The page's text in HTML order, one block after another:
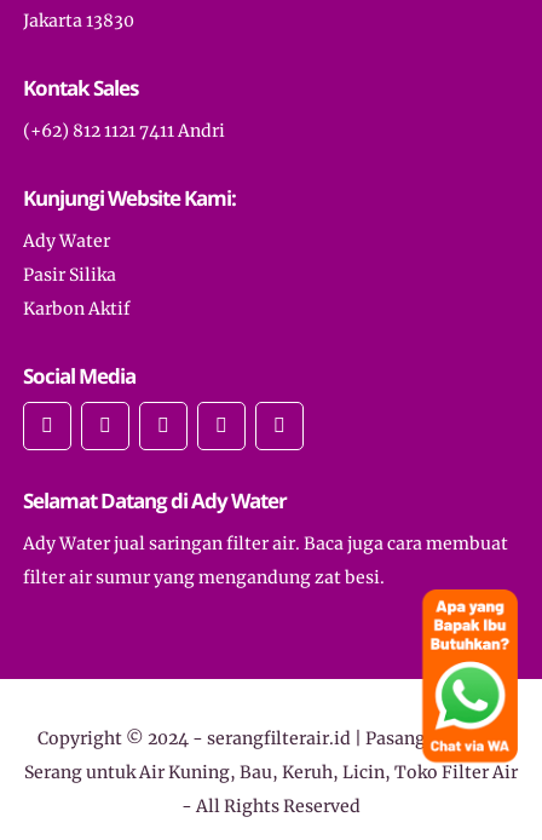
Jakarta 13830
Kontak Sales
(+62) 812 1121 7411 Andri
Kunjungi Website Kami:
Ady Water
Pasir Silika
Karbon Aktif
Social Media
Selamat Datang di Ady Water
Ady Water jual saringan filter air. Baca juga cara membuat
filter air sumur yang mengandung zat besi.
Copyright © 2024 - serangfilterair.id | Pasang Filter Air
Serang untuk Air Kuning, Bau, Keruh, Licin, Toko Filter Air
- All Rights Reserved